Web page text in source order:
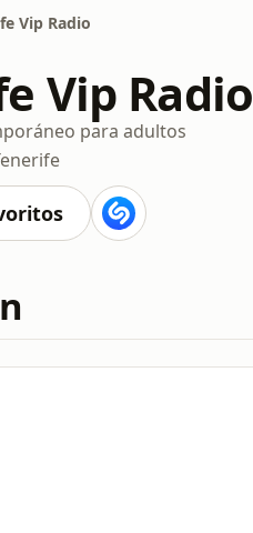
Vip Radio
Vip Radio
para adultos